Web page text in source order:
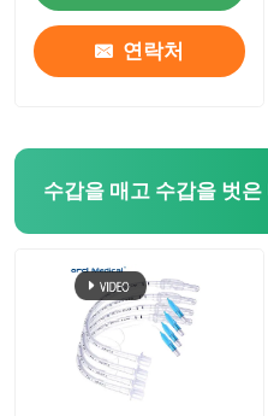
연락처
수갑을 매고 수갑을 벗은